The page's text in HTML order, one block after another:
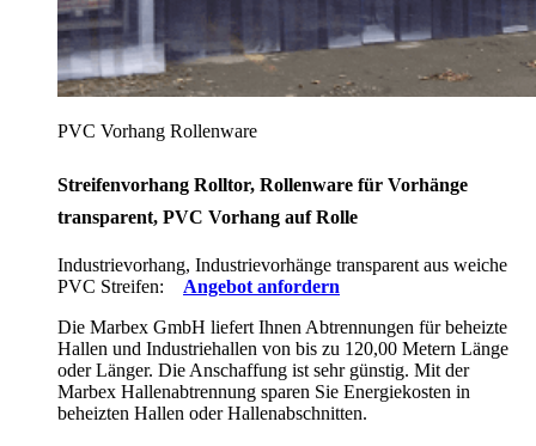
PVC Vorhang Rollenware
Streifenvorhang Rolltor, Rollenware für Vorhänge
transparent, PVC Vorhang auf Rolle
Industrievorhang, Industrievorhänge transparent aus weiche
PVC Streifen:
Angebot anfordern
Die Marbex GmbH liefert Ihnen Abtrennungen für beheizte
Hallen und Industriehallen von bis zu 120,00 Metern Länge
oder Länger. Die Anschaffung ist sehr günstig. Mit der
Marbex Hallenabtrennung sparen Sie Energiekosten in
beheizten Hallen oder Hallenabschnitten.